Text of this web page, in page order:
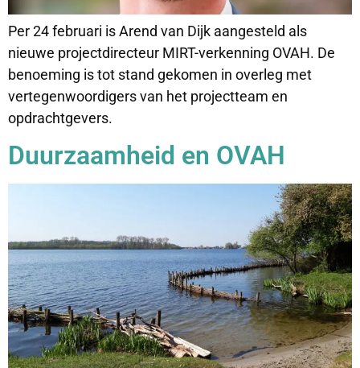
Per 24 februari is Arend van Dijk aangesteld als
nieuwe projectdirecteur MIRT-verkenning OVAH. De
benoeming is tot stand gekomen in overleg met
vertegenwoordigers van het projectteam en
opdrachtgevers.
Duurzaamheid en OVAH